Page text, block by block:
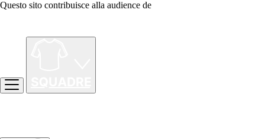
Questo sito contribuisce alla audience de